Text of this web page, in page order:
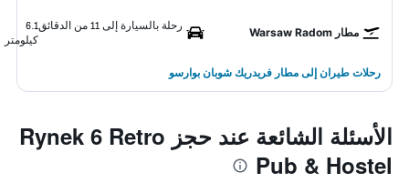
مطار Warsaw Radom
رحلة بالسيارة إلى 11 من الدقائق
6.1
كيلومتر
رحلات طيران إلى مطار فريدريك شوبان بوارسو
الأسئلة الشائعة عند حجز Rynek 6 Retro
Pub & Hostel